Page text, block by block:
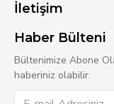
İletişim
Haber Bülteni
Bültenimize Abone
haberiniz olabilir.